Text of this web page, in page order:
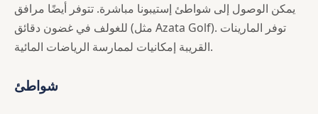
يمكن الوصول إلى شواطئ إستيبونا مباشرة. تتوفر أيضًا مرافق
للغولف في غضون دقائق (مثل Azata Golf). توفر المارينات
القريبة إمكانيات لممارسة الرياضات المائية.
شواطئ